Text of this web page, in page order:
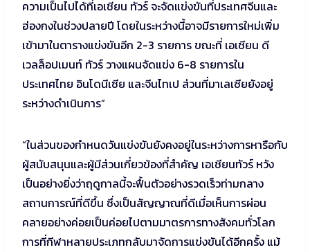
ความเป็นไปได้ที่เอเชียน ทัวร์ จะจัดแข่งขันที่ประเทศจีนและ
ฮ่องกงในช่วงปลายปี โดยในระหว่างนี้อาจมีรายการใหม่เพิ่ม
เข้ามาในตารางแข่งขันอีก 2-3 รายการ ขณะที่ เอเชียน ดี
เวลล็อปเมนท์ ทัวร์ วางแผนจัดแข่ง 6-8 รายการใน
ประเทศไทย อินโดนีเซีย และจีนไทเป ส่วนที่มาเลเซียยังอยู่
ระหว่างดำเนินการ”
“ในส่วนของกำหนดวันแข่งขันยังคงอยู่ในระหว่างการหารือกับ
ผู้สนับสนุนและผู้มีส่วนเกี่ยวข้องที่สำคัญ เอเชียนทัวร์ หวัง
เป็นอย่างยิ่งว่าฤดูกาลนี้จะฟื้นตัวอย่างรวดเร็วท่ามกลาง
สถานการณ์ที่ดีขึ้น ซึ่งเป็นสัญญาณที่ดีเมื่อเห็นการผ่อน
คลายอย่างค่อยเป็นค่อยไปตามมาตรการทางสังคมทั่วโลก
การที่กีฬาหลายประเภทกลับมาจัดการแข่งขันได้อีกครั้ง แม้